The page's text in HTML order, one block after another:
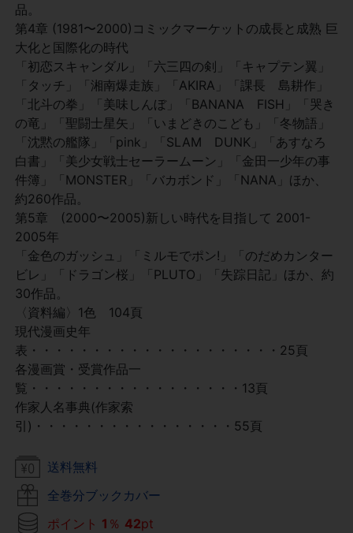
品。
第4章 (1981〜2000)コミックマーケットの成長と成熟 巨
大化と国際化の時代
「初恋スキャンダル」「六三四の剣」「キャプテン翼」
「タッチ」「湘南爆走族」「AKIRA」「課長 島耕作」
「北斗の拳」「美味しんぼ」「BANANA FISH」「哭き
の竜」「聖闘士星矢」「いまどきのこども」「冬物語」
「沈黙の艦隊」「pink」「SLAM DUNK」「あすなろ
白書」「美少女戦士セーラームーン」「金田一少年の事
件簿」「MONSTER」「バカボンド」「NANA」ほか、
約260作品。
第5章 (2000〜2005)新しい時代を目指して 2001-
2005年
「金色のガッシュ」「ミルモでポン!」「のだめカンター
ビレ」「ドラゴン桜」「PLUTO」「失踪日記」ほか、約
30作品。
〈資料編〉1色 104頁
現代漫画史年
表・・・・・・・・・・・・・・・・・・・・25頁
各漫画賞・受賞作品一
覧・・・・・・・・・・・・・・・・・13頁
作家人名事典(作家索
引)・・・・・・・・・・・・・・・・55頁
送料無料
全巻分ブックカバー
ポイント 1 ％ 42pt